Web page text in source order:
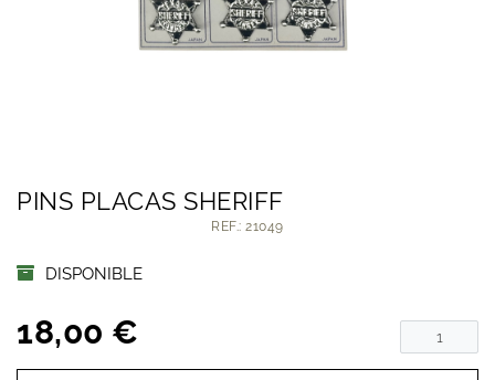
PINS PLACAS SHERIFF
REF.: 21049
DISPONIBLE
18,00 €